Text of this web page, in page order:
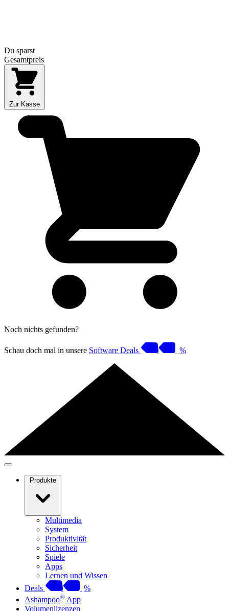
Du sparst
Gesamtpreis
Zur Kasse
Noch nichts gefunden?
Schau doch mal in unsere Software Deals %
Produkte
Multimedia
System
Produktivität
Sicherheit
Spiele
Apps
Lernen und Wissen
Deals
%
Ashampoo® App
Volumenlizenzen